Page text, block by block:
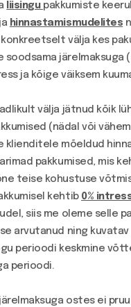
liisingu pakkumiste
hinnastamismudelites
välja kes
järelmaksuga
ja kõige väiksem
välja jätnud kõik
(nädal või
klienditele mõeldud
pakkumised, mis
teise kohustuse
kehtib 0%
siis me oleme selle
arvutanud ning kuvatav
perioodi keskmine
perioodi.
ostes ei